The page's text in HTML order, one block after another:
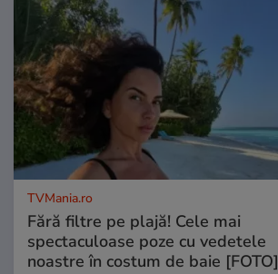
TVMania.ro
Fără filtre pe plajă! Cele mai
spectaculoase poze cu vedetele
noastre în costum de baie [FOTO]